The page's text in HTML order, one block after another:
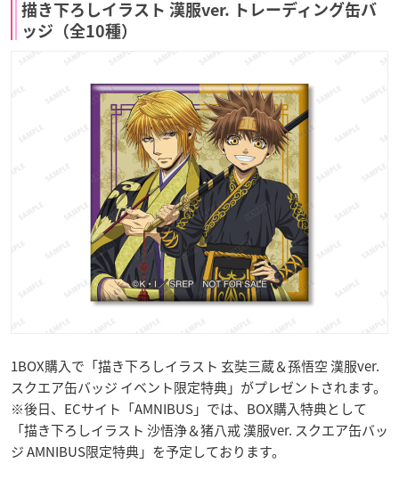
描き下ろしイラスト 漢服ver. トレーディング缶バ
ッジ（全10種）
1BOX購入で「描き下ろしイラスト 玄奘三蔵＆孫悟空 漢服ver.
スクエア缶バッジ イベント限定特典」がプレゼントされます。
※後日、ECサイト「AMNIBUS」では、BOX購入特典として
「描き下ろしイラスト 沙悟浄＆猪八戒 漢服ver. スクエア缶バッ
ジ AMNIBUS限定特典」を予定しております。